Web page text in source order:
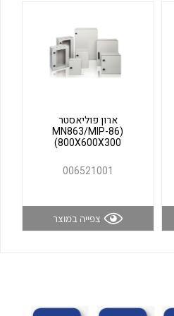
לכל מוצרי היצרן
ארון פוליאסטר
(MN863/MIP-86
(800X600X300
006521001
צפייה במוצר